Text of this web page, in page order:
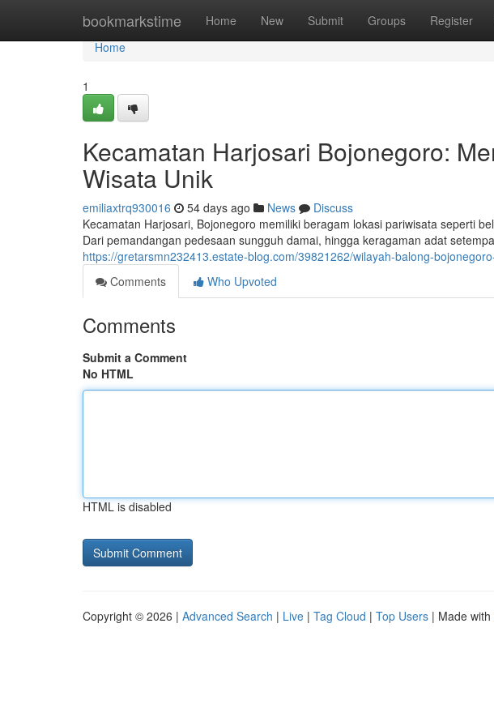
bookmarkstime Home New Submit Groups Register
Home
Home
1
Kecamatan Harjosari Bojonegoro:
Wisata Unik
emiliaxtrq930016 54 days ago News
Discuss
Kecamatan Harjosari, Bojonegoro memiliki beragam lokasi pariwisata seperti
Dari pemandangan pedesaan sungguh damai, hingga keragaman adat
https://gretarsmn232413.estate-blog.com/39821262/wilayah-balong-
Comments
Who Upvoted
Comments
Submit a Comment
No HTML
HTML is disabled
Copyright © 2026 | Advanced Search | Live | Tag Cloud | Top Users | Made with